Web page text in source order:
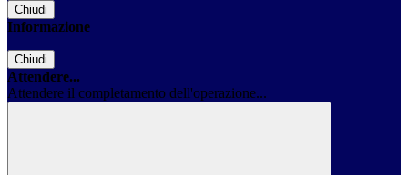
Chiudi
Informazione
Chiudi
Attendere...
Attendere il completamento dell'operazione...